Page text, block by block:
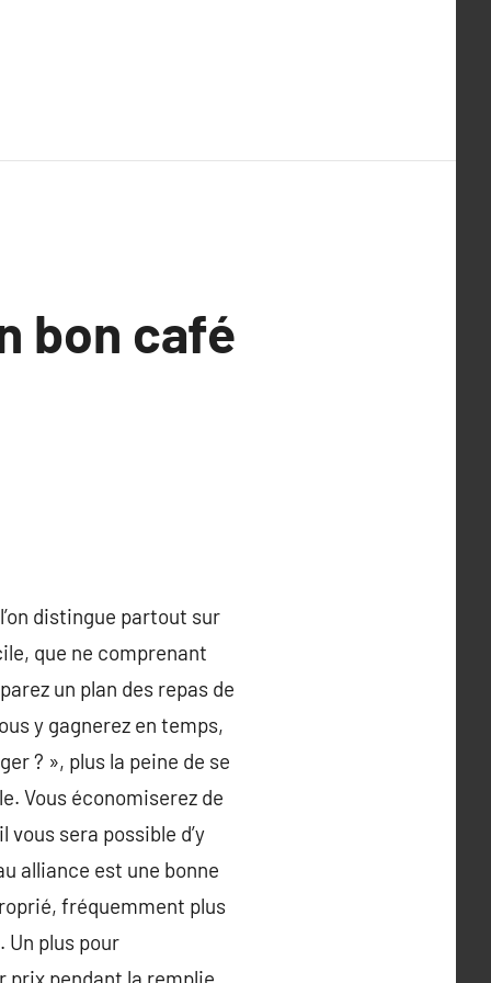
bon café
distingue partout sur
que ne comprenant
un plan des repas de
y gagnerez en temps,
? », plus la peine de se
Vous économiserez de
sera possible d’y
alliance est une bonne
fréquemment plus
plus pour
prix pendant la remplie